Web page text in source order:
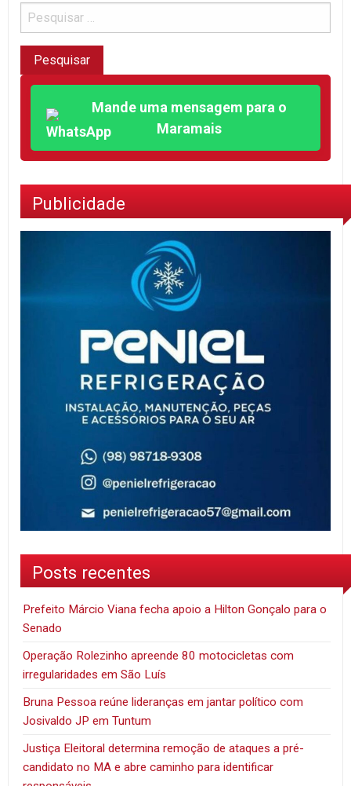
Mande uma mensagem para o
Maramais
Publicidade
Posts recentes
Prefeito Márcio Viana fecha apoio a Hilton Gonçalo para o
Senado
Operação Rolezinho apreende 80 motocicletas com
irregularidades em São Luís
Bruna Pessoa reúne lideranças em jantar político com
Josivaldo JP em Tuntum
Justiça Eleitoral determina remoção de ataques a pré-
candidato no MA e abre caminho para identificar